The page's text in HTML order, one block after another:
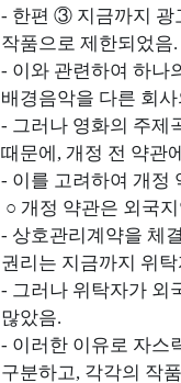
- 한편 ③ 지금까지 광
작품으로 제한되었음.
- 이와 관련하여 하나
배경음악을 다른 회
- 그러나 영화의 주제
때문에, 개정 전 약관
- 이를 고려하여 개정
○ 개정 약관은 외국
- 상호관리계약을 체
권리는 지금까지 위
- 그러나 위탁자가 외
많았음.
- 이러한 이유로 자스
구분하고, 각각의 작